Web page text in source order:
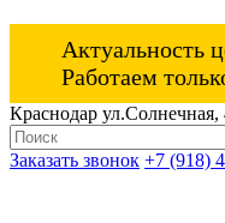
Актуальность
Работаем
Краснодар ул.Солнечная,
Заказать звонок +7 (918)